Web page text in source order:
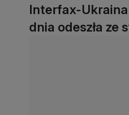
Interfax-Ukraina
dnia odeszła ze